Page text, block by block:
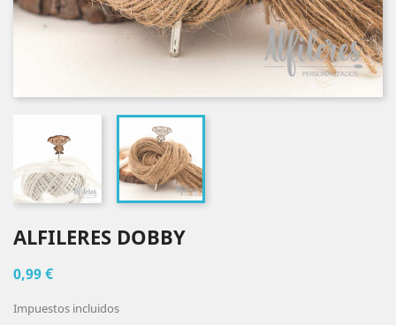
ALFILERES DOBBY
0,99 €
Impuestos incluidos